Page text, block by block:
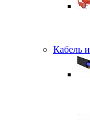
Кабель